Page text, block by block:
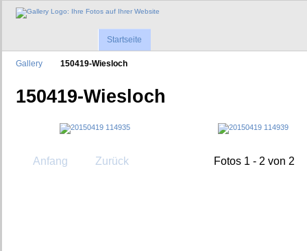
Startseite
Gallery 150419-Wiesloch
150419-Wiesloch
Anfang Zurück Fotos 1 - 2 von 2